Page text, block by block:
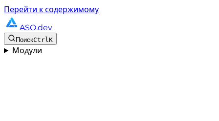
Перейти к содержимому
ASO.dev
ПоискCtrlK
Модули